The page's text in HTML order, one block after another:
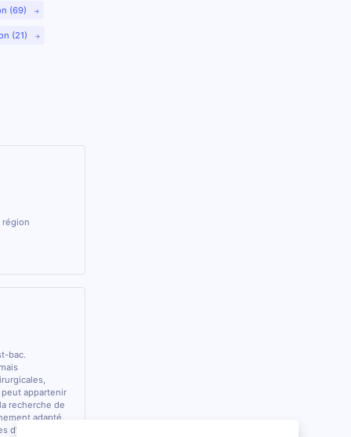
(69)
(21)
région
bac.
appartenir
recherche de
adapté.